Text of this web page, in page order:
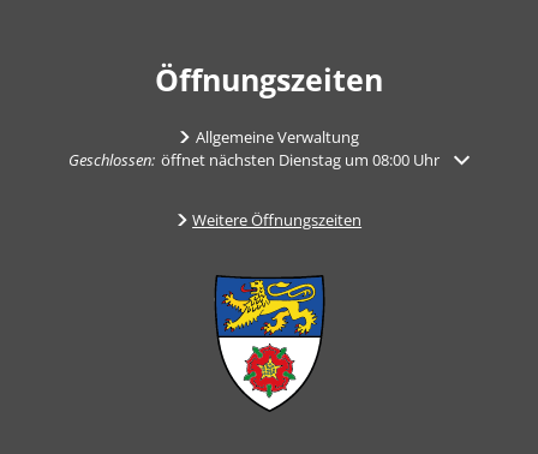
Öffnungszeiten
Allgemeine Verwaltung
Klicken, um weitere Öffnungs- oder Schließzeiten auszublenden
Geschlossen: öffnet nächsten Dienstag um 08:00 Uhr
Weitere Öffnungszeiten